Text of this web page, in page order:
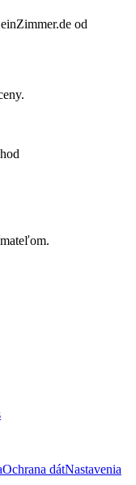
od
Ochrana dátNastavenia